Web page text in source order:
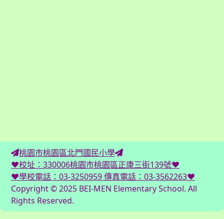
桃園市桃園區北門國民小學
♥校址：330006桃園市桃園區正康三街139號♥
♥學校電話：03-3250959 傳真電話：03-3562263♥
Copyright © 2025 BEI-MEN Elementary School. All
Rights Reserved.